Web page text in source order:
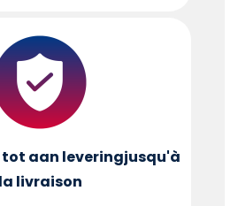
aan leveringjusqu'à
la livraison